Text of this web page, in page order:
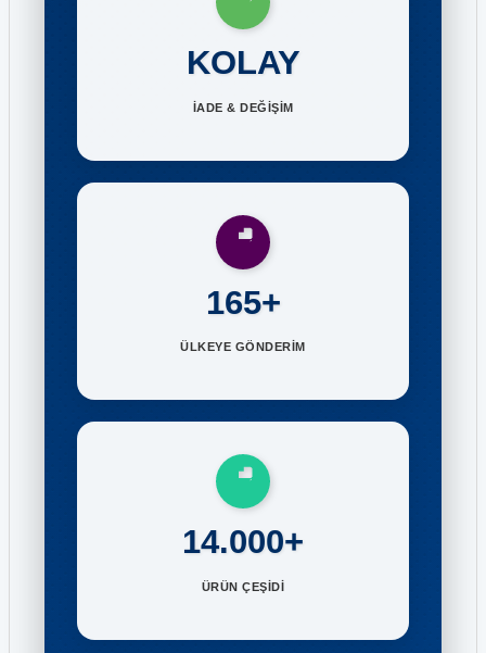
KOLAY
İADE & DEĞİŞİM
165+
ÜLKEYE GÖNDERİM
14.000+
ÜRÜN ÇEŞİDİ